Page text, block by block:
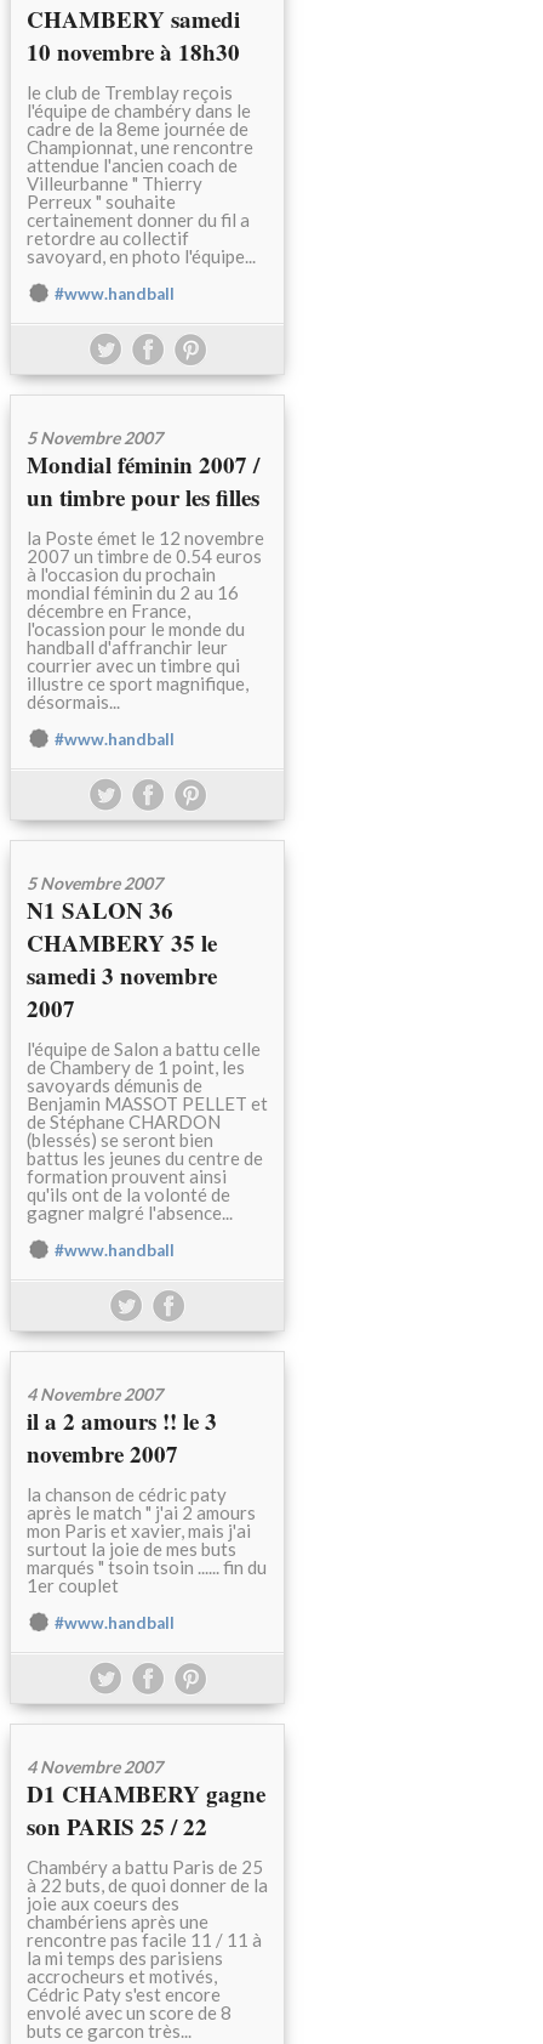
CHAMBERY samedi
10 novembre à 18h30
le club de Tremblay reçois
l'équipe de chambéry dans le
cadre de la 8eme journée de
Championnat, une rencontre
attendue l'ancien coach de
Villeurbanne " Thierry
Perreux " souhaite
certainement donner du fil a
retordre au collectif
savoyard, en photo l'équipe...
#www.handball
5 Novembre 2007
Mondial féminin 2007 /
un timbre pour les filles
la Poste émet le 12 novembre
2007 un timbre de 0.54 euros
à l'occasion du prochain
mondial féminin du 2 au 16
décembre en France,
l'ocassion pour le monde du
handball d'affranchir leur
courrier avec un timbre qui
illustre ce sport magnifique,
désormais...
#www.handball
5 Novembre 2007
N1 SALON 36
CHAMBERY 35 le
samedi 3 novembre
2007
l'équipe de Salon a battu celle
de Chambery de 1 point, les
savoyards démunis de
Benjamin MASSOT PELLET et
de Stéphane CHARDON
(blessés) se seront bien
battus les jeunes du centre de
formation prouvent ainsi
qu'ils ont de la volonté de
gagner malgré l'absence...
#www.handball
4 Novembre 2007
il a 2 amours !! le 3
novembre 2007
la chanson de cédric paty
après le match " j'ai 2 amours
mon Paris et xavier, mais j'ai
surtout la joie de mes buts
marqués " tsoin tsoin ...... fin du
1er couplet
#www.handball
4 Novembre 2007
D1 CHAMBERY gagne
son PARIS 25 / 22
Chambéry a battu Paris de 25
à 22 buts, de quoi donner de la
joie aux coeurs des
chambériens après une
rencontre pas facile 11 / 11 à
la mi temps des parisiens
accrocheurs et motivés,
Cédric Paty s'est encore
envolé avec un score de 8
buts ce garcon très...